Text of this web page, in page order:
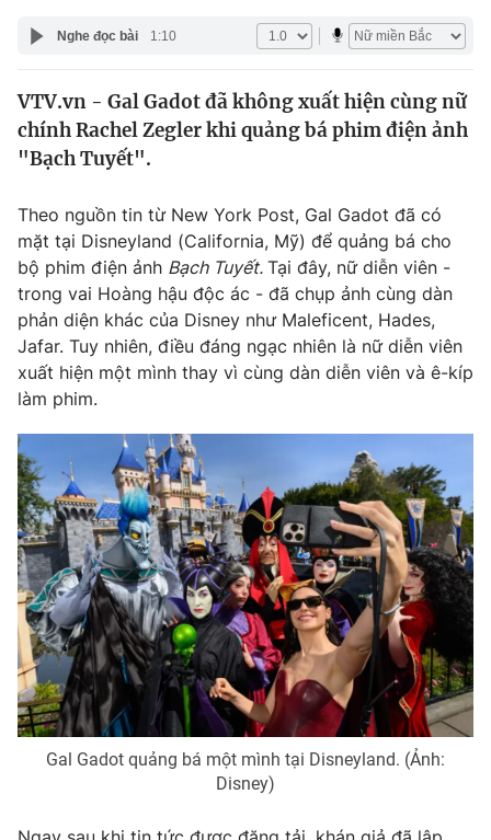
Y tế
Thế giới
Tin tức
Câu chuyện quốc tế
Kinh tế
Tài chính
Thị trường
Góc doanh nghiệp
Dữ liệu và đời sống
Truyền hình
Phim VTV
Hậu trường
Nhân vật
Khán giả
Giải sao mai
Giải trí
Điện ảnh
Âm nhạc
Sao
Du lịch
Làm đẹp
Chất lượng cuộc sống
Giáo dục
Tuyển sinh
Học trực tuyến
Công nghệ
Hitech Công nghệ tương lai
Sản phẩm
Thị trường
Tư vấn
Giao lưu trực tuyến
Lịch phát sóng
Chuyên mục khác
Nghe đọc bài 1:10
VTV.vn - Gal Gadot đã không xuất hiện cùng nữ
chính Rachel Zegler khi quảng bá phim điện ảnh
"Bạch Tuyết".
Theo nguồn tin từ New York Post, Gal Gadot đã có
mặt tại Disneyland (California, Mỹ) để quảng bá cho
bộ phim điện ảnh Bạch Tuyết. Tại đây, nữ diễn viên -
trong vai Hoàng hậu độc ác - đã chụp ảnh cùng dàn
phản diện khác của Disney như Maleficent, Hades,
Jafar. Tuy nhiên, điều đáng ngạc nhiên là nữ diễn viên
xuất hiện một mình thay vì cùng dàn diễn viên và ê-kíp
làm phim.
Gal Gadot quảng bá một mình tại Disneyland. (Ảnh:
Disney)